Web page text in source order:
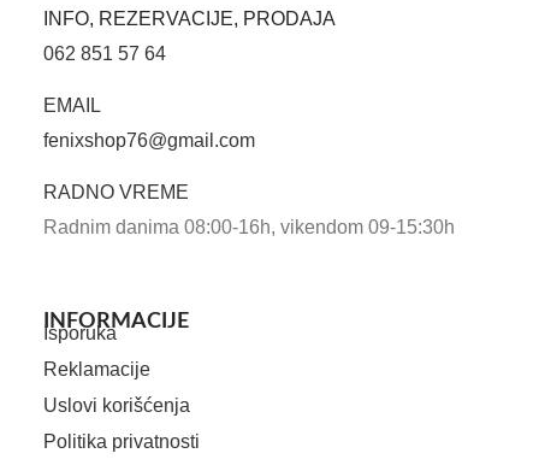
INFO, REZERVACIJE, PRODAJA
062 851 57 64
EMAIL
fenixshop76@gmail.com
RADNO VREME
Radnim danima 08:00-16h, vikendom 09-15:30h
INFORMACIJE
Isporuka
Reklamacije
Uslovi korišćenja
Politika privatnosti